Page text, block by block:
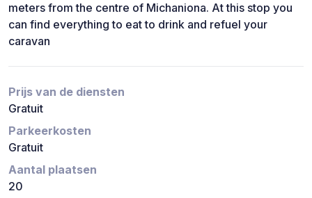
meters from the centre of Michaniona. At this stop you
can find everything to eat to drink and refuel your
caravan
Prijs van de diensten
Gratuit
Parkeerkosten
Gratuit
Aantal plaatsen
20